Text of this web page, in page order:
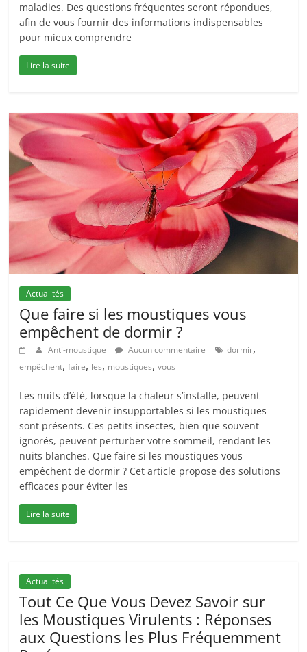
maladies. Des questions fréquentes seront répondues,
afin de vous fournir des informations indispensables
pour mieux comprendre
Lire la suite
Actualités
Que faire si les moustiques vous
empêchent de dormir ?
Anti-moustique Aucun commentaire dormir,
empêchent,faire, les, moustiques,vous
Les nuits d’été, lorsque la chaleur s’installe, peuvent
rapidement devenir insupportables si les moustiques
sont présents. Ces petits insectes, bien que souvent
ignorés, peuvent perturber votre sommeil, rendant les
nuits blanches. Que faire si les moustiques vous
empêchent de dormir ? Cet article propose des solutions
efficaces pour éviter les
Lire la suite
Actualités
Tout Ce Que Vous Devez Savoir sur
les Moustiques Virulents : Réponses
aux Questions les Plus Fréquemment